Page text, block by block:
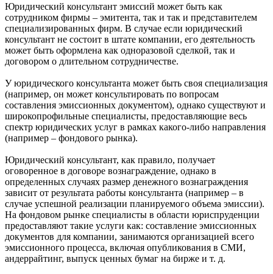
Юридический консультант эмиссий может быть как
сотрудником фирмы – эмитента, так и так и представителем
специализированных фирм. В случае если юридический
консультант не состоит в штате компании, его деятельность
может быть оформлена как одноразовой сделкой, так и
договором о длительном сотрудничестве.
У юридического консультанта может быть своя специализация
(например, он может консультировать по вопросам
составления эмиссионных документом), однако существуют и
широкопрофильные специалисты, предоставляющие весь
спектр юридических услуг в рамках какого-либо направления
(например – фондового рынка).
Юридический консультант, как правило, получает
оговоренное в договоре вознаграждение, однако в
определенных случаях размер денежного вознаграждения
зависит от результата работы консультанта (например – в
случае успешной реализации планируемого объема эмиссии).
На фондовом рынке специалисты в области юриспруденции
предоставляют такие услуги как: составление эмиссионных
документов для компании, занимаются организацией всего
эмиссионного процесса, включая опубликования в СМИ,
андеррайтинг, выпуск ценных бумаг на бирже и т. д.